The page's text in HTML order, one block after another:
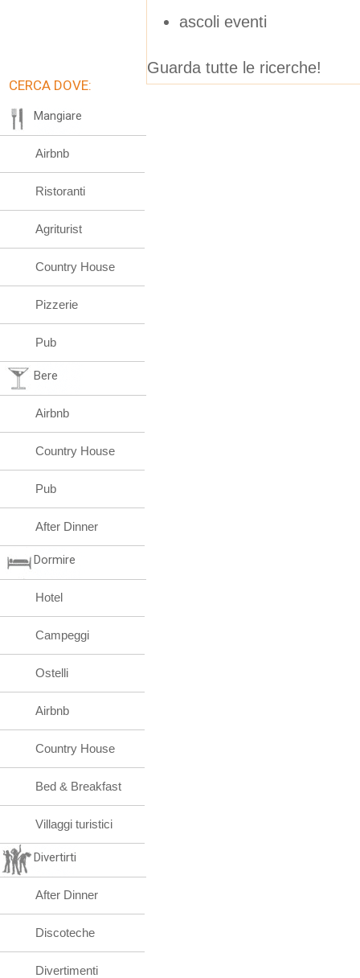
ascoli eventi
Guarda tutte le ricerche!
CERCA DOVE:
Mangiare
Airbnb
Ristoranti
Agriturist
Country House
Pizzerie
Pub
Bere
Airbnb
Country House
Pub
After Dinner
Dormire
Hotel
Campeggi
Ostelli
Airbnb
Country House
Bed & Breakfast
Villaggi turistici
Divertirti
After Dinner
Discoteche
Divertimenti